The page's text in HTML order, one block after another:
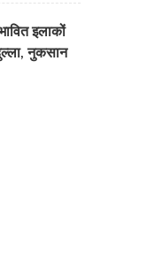
इलाकों
नुकसान